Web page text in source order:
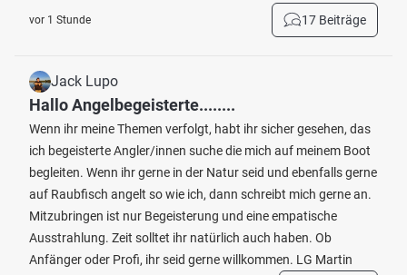
vor 1 Stunde 17 Beiträge
Jack Lupo
Hallo Angelbegeisterte........
Wenn ihr meine Themen verfolgt, habt ihr sicher gesehen, das
ich begeisterte Angler/innen suche die mich auf meinem Boot
begleiten. Wenn ihr gerne in der Natur seid und ebenfalls gerne
auf Raubfisch angelt so wie ich, dann schreibt mich gerne an.
Mitzubringen ist nur Begeisterung und eine empatische
Ausstrahlung. Zeit solltet ihr natürlich auch haben. Ob
Anfänger oder Profi, ihr seid gerne willkommen. LG Martin